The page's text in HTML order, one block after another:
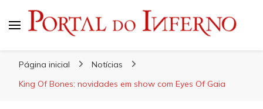
Página inicial
Notícias
King Of Bones: novidades em show com Eyes Of Gaia